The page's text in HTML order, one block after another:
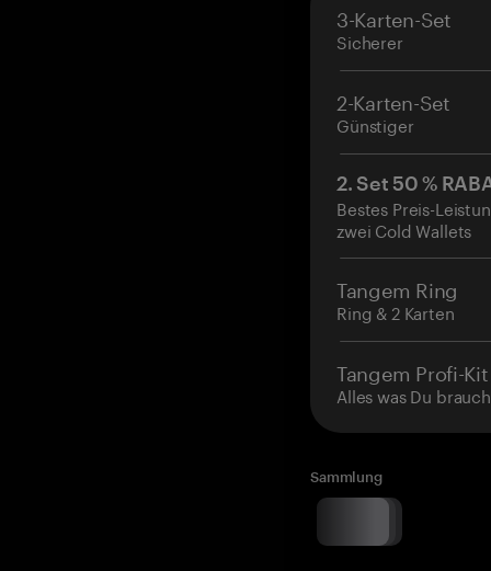
3-Karten-Set
Sicherer
2-Karten-Set
Günstiger
2. Set 50 %
Bestes Preis-
zwei Cold Wallets
Tangem Ring
Ring & 2 Karten
Tangem Profi-Kit
Alles was Du
Sammlung